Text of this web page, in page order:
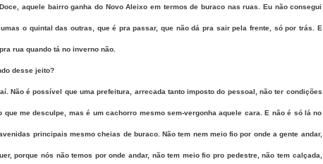
aquele bairro ganha do Novo Aleixo em termos de buraco nas ruas. Eu não consegui
o quintal das outras, que é pra passar, que não dá pra sair pela frente, só por trás. E
rua quando tá no inverno não.
desse jeito?
Não é possível que uma prefeitura, arrecada tanto imposto do pessoal, não ter condições
me desculpe, mas é um cachorro mesmo sem-vergonha aquele cara. E não é só lá no
principais mesmo cheias de buraco. Não tem nem meio fio por onde a gente andar,
porque nós não temos por onde andar, não tem meio fio pro pedestre, não tem calçada,